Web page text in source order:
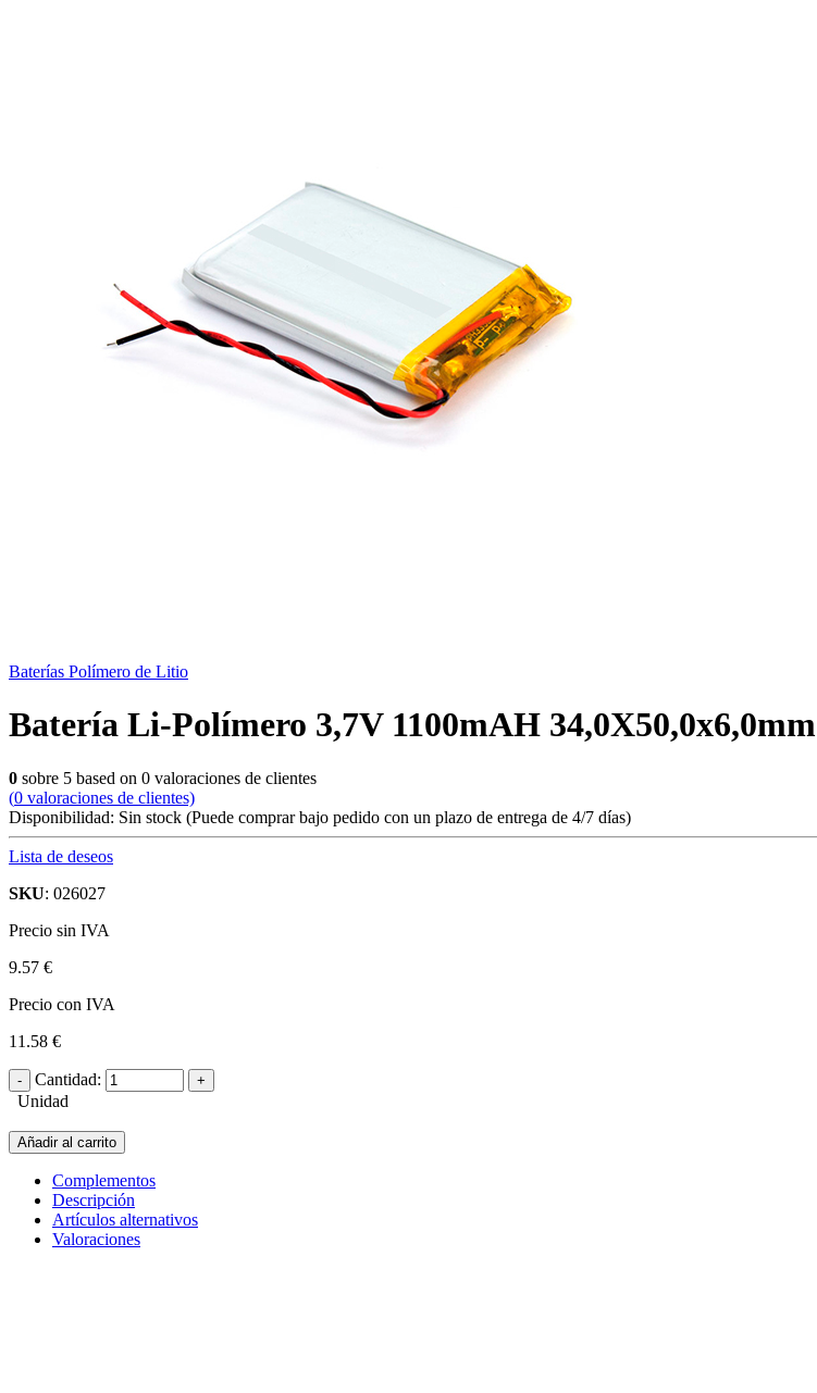
Baterías Polímero de Litio
Batería Li-Polímero 3,7V 1100mAH 34,0X50,0x6,0mm
0 sobre 5 based on 0 valoraciones de clientes
(0 valoraciones de clientes)
Disponibilidad: Sin stock (Puede comprar bajo pedido con un plazo de entrega de 4/7 días)
Lista de deseos
SKU: 026027
Precio sin IVA
9.57 €
Precio con IVA
11.58 €
Cantidad:
Unidad
Añadir al carrito
Complementos
Descripción
Artículos alternativos
Valoraciones